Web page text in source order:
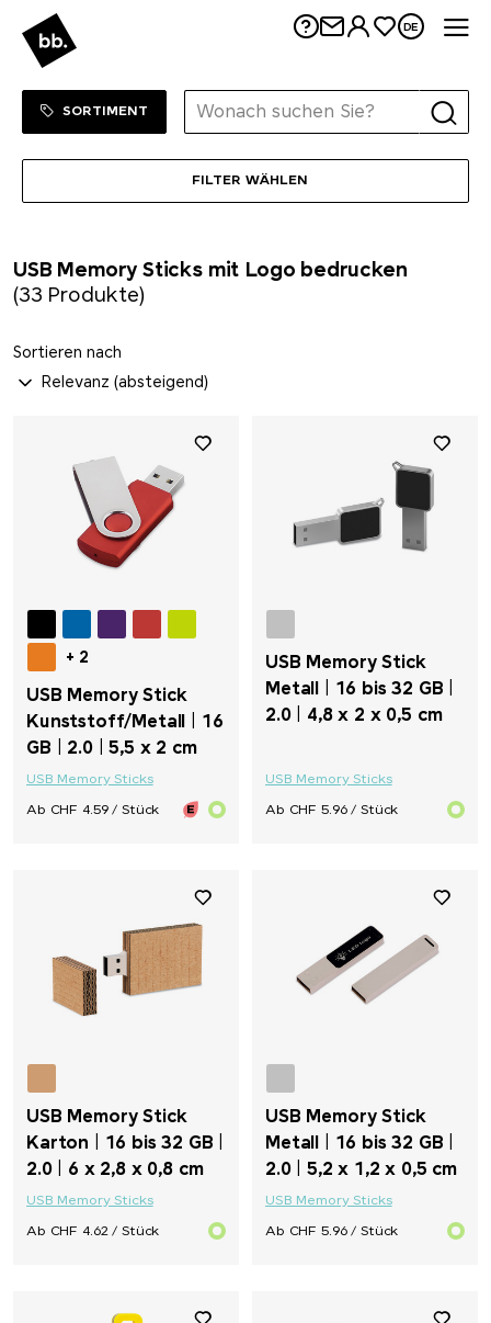
DE
ZUM SHOP
SORTIMENT
USB Memory Sticks mit Logo bedrucken
(33 Produkte)
FILTER WÄHLEN
Sortieren nach
+ 2
USB Memory Stick
Kunststoff/Metall | 16
GB | 2.0 | 5,5 x 2 cm
USB Memory Sticks
Ab CHF 4.59 / Stück
USB Memory Stick
Metall | 16 bis 32 GB |
2.0 | 4,8 x 2 x 0,5 cm
USB Memory Sticks
Ab CHF 5.96 / Stück
USB Memory Stick
Karton | 16 bis 32 GB |
2.0 | 6 x 2,8 x 0,8 cm
USB Memory Sticks
Ab CHF 4.62 / Stück
USB Memory Stick
Metall | 16 bis 32 GB |
2.0 | 5,2 x 1,2 x 0,5 cm
USB Memory Sticks
Ab CHF 5.96 / Stück